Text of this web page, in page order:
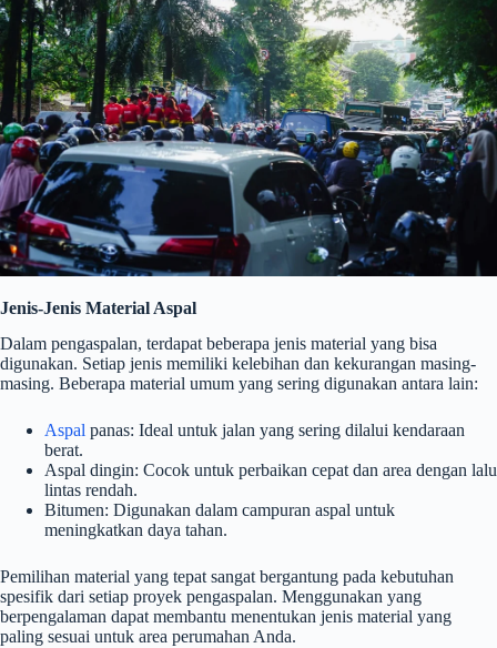
Jenis-Jenis Material Aspal
Dalam pengaspalan, terdapat beberapa jenis material yang bisa
digunakan. Setiap jenis memiliki kelebihan dan kekurangan masing-
masing. Beberapa material umum yang sering digunakan antara lain:
Aspal panas: Ideal untuk jalan yang sering dilalui kendaraan
berat.
Aspal dingin: Cocok untuk perbaikan cepat dan area dengan lalu
lintas rendah.
Bitumen: Digunakan dalam campuran aspal untuk
meningkatkan daya tahan.
Pemilihan material yang tepat sangat bergantung pada kebutuhan
spesifik dari setiap proyek pengaspalan. Menggunakan yang
berpengalaman dapat membantu menentukan jenis material yang
paling sesuai untuk area perumahan Anda.